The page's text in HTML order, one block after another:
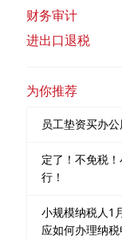
财务审计
进出口退税
为你推荐
员工垫资买办
定了！不免税
行！
小规模纳税人1
应如何办理纳税